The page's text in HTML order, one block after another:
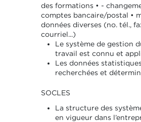
des formations • -
comptes bancaire/postal •
données diverses (no. tél.,
courriel...)
Le système de gestion
travail est connu et
Les données
recherchées et
SOCLES
La structure des
en vigueur dans